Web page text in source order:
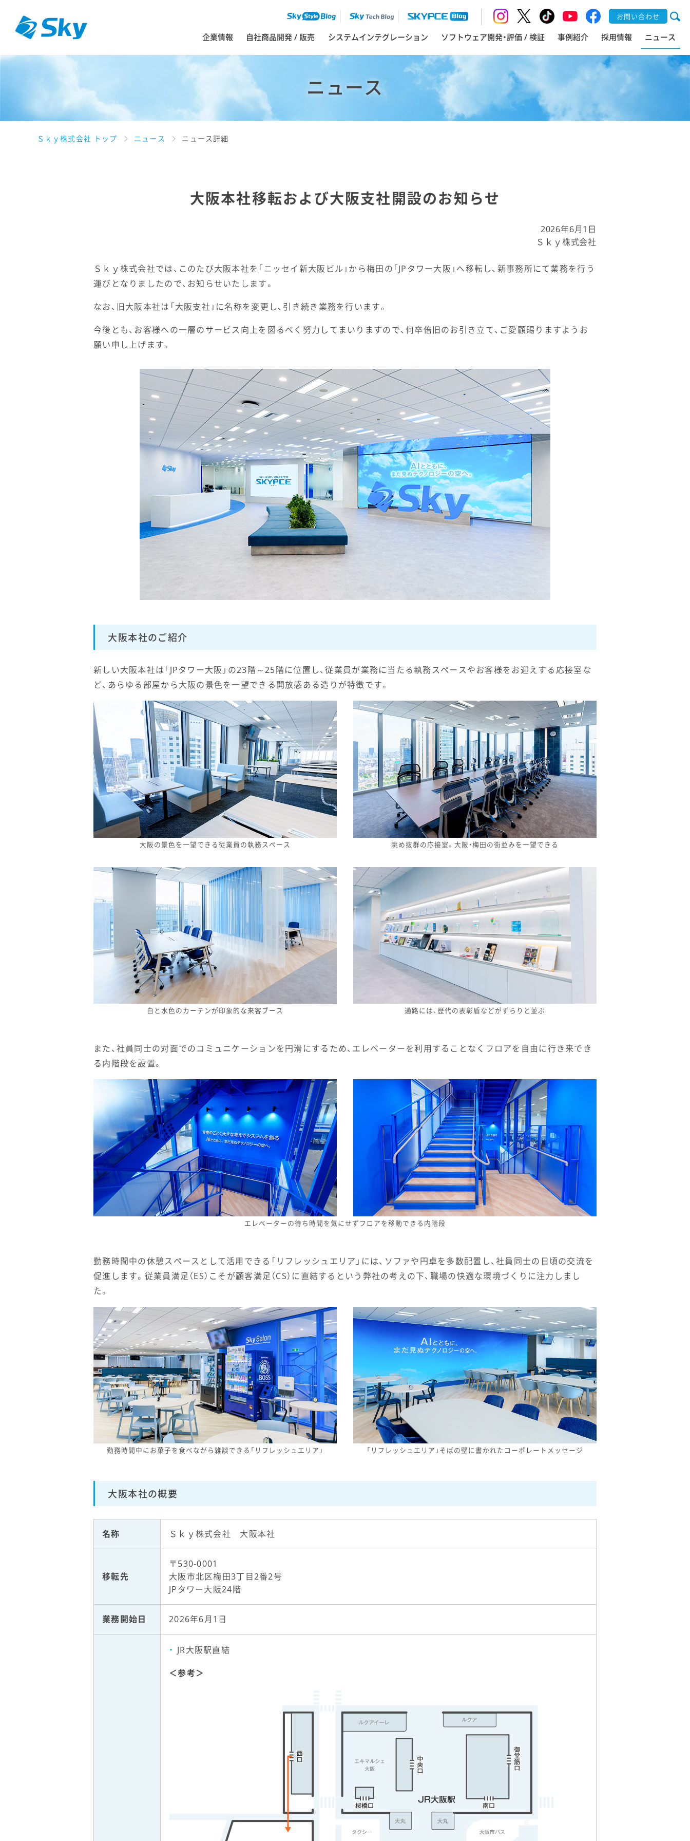
お問い合わせ
企業情報 自社商品開発 / 販売 システムインテグレーション ソフトウェア開発・評価 / 検証 事例紹介 採用情報 ニュース
ニュース
Ｓｋｙ株式会社 トップ ニュース ニュース詳細
大阪本社移転および大阪支社開設のお知らせ
2026年6月1日
Ｓｋｙ株式会社
Ｓｋｙ株式会社では、このたび大阪本社を「ニッセイ新大阪ビル」から梅田の「JPタワー大阪」へ移転し、新事務所にて業務を行う
運びとなりましたので、お知らせいたします。
なお、旧大阪本社は「大阪支社」に名称を変更し、引き続き業務を行います。
今後とも、お客様への一層のサービス向上を図るべく努力してまいりますので、何卒倍旧のお引き立て、ご愛顧賜りますようお
願い申し上げます。
大阪本社のご紹介
新しい大阪本社は「JPタワー大阪」の23階～25階に位置し、従業員が業務に当たる執務スペースやお客様をお迎えする応接室な
ど、あらゆる部屋から大阪の景色を一望できる開放感ある造りが特徴です。
大阪の景色を一望できる従業員の執務スペース 眺め抜群の応接室。大阪・梅田の街並みを一望できる
白と水色のカーテンが印象的な来客ブース 通路には、歴代の表彰盾などがずらりと並ぶ
また、社員同士の対面でのコミュニケーションを円滑にするため、エレベーターを利用することなくフロアを自由に行き来でき
る内階段を設置。
エレベーターの待ち時間を気にせずフロアを移動できる内階段
勤務時間中の休憩スペースとして活用できる「リフレッシュエリア」には、ソファや円卓を多数配置し、社員同士の日頃の交流を
促進します。従業員満足（ES）こそが顧客満足（CS）に直結するという弊社の考えの下、職場の快適な環境づくりに注力しまし
た。
勤務時間中にお菓子を食べながら雑談できる「リフレッシュエリア」 「リフレッシュエリア」そばの壁に書かれたコーポレートメッセージ
大阪本社の概要
名称 Ｓｋｙ株式会社 大阪本社
移転先
〒530-0001
大阪市北区梅田3丁目2番2号
JPタワー大阪24階
業務開始日 2026年6月1日
JR大阪駅直結
＜参考＞